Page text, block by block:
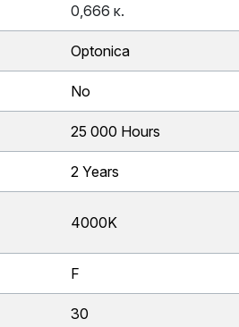
0,666 κ.
Optonica
No
25 000 Hours
2 Years
4000K
F
30